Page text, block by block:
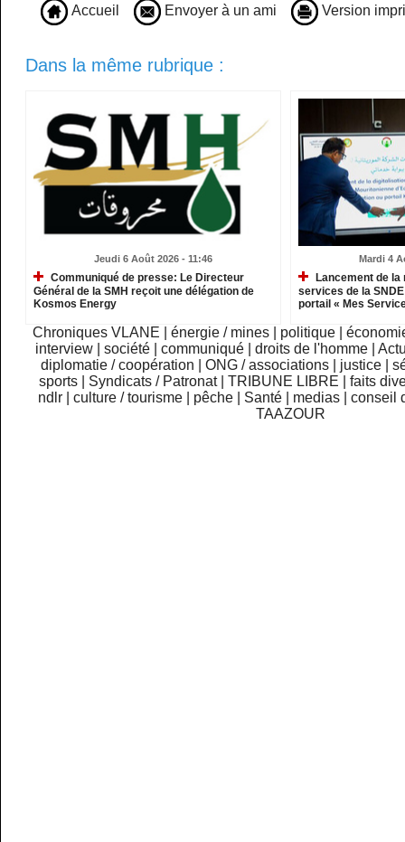
Accueil Envoyer à un ami Version
Dans la même rubrique :
Jeudi 6 Août 2026 - 11:46
Communiqué de presse: Le Directeur
Général de la SMH reçoit une délégation de
Kosmos Energy
Mardi 4
Lancement de
services de la
portail « Mes
Chroniques VLANE énergie / mines politique
interview
|société |communiqué |droits de l'homme |
diplomatie / coopération
ONG / associations justice
sports
Syndicats / Patronat TRIBUNE LIBRE
faits
ndlr
|culture / tourisme pêche Santé medias |conseil
TAAZOUR